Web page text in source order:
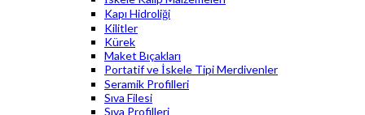
Kapı Hidroliği
Kilitler
Kürek
Maket Bıçakları
Portatif ve İskele Tipi Merdivenler
Seramik Profilleri
Sıva Filesi
Sıva Profilleri